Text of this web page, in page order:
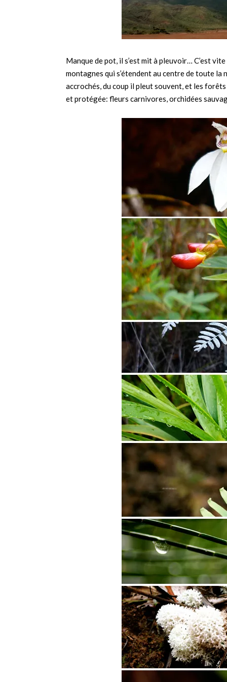
Manque de pot, il s’est mit à pleuvoir… C’est
montagnes qui s’étendent au centre de toute
accrochés, du coup il pleut souvent, et les
et protégée: fleurs carnivores, orchidées